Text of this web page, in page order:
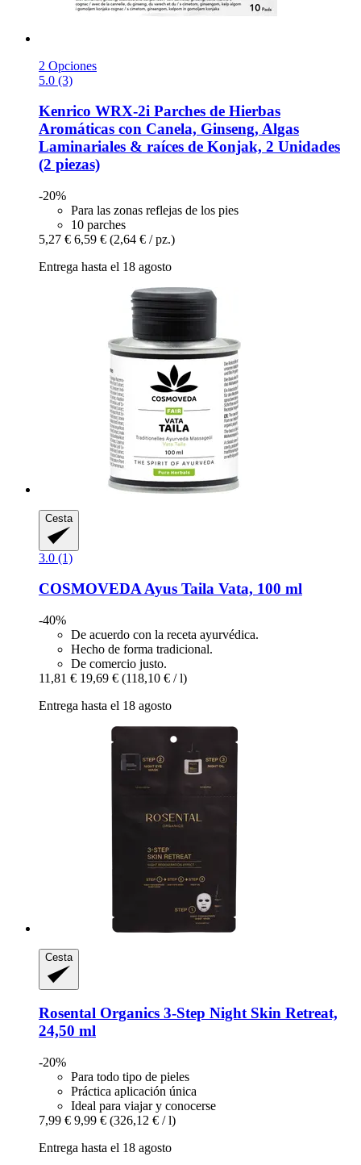
2 Opciones
5.0 (3)
Kenrico WRX-​2i Parches de Hierbas
Aromáticas con Canela, Ginseng, Algas
Laminariales & raíces de Konjak, 2 Unidades
(2 piezas)
-20%
Para las zonas reflejas de los pies
10 parches
5,27 € 6,59 € (2,64 € / pz.)
Entrega hasta el 18 agosto
Cesta
3.0 (1)
COSMOVEDAAyus Taila Vata, 100 ml
-40%
De acuerdo con la receta ayurvédica.
Hecho de forma tradicional.
De comercio justo.
11,81 € 19,69 € (118,10 € / l)
Entrega hasta el 18 agosto
Cesta
Rosental Organics 3-​Step Night Skin Retreat,
24,50 ml
-20%
Para todo tipo de pieles
Práctica aplicación única
Ideal para viajar y conocerse
7,99 € 9,99 € (326,12 € / l)
Entrega hasta el 18 agosto